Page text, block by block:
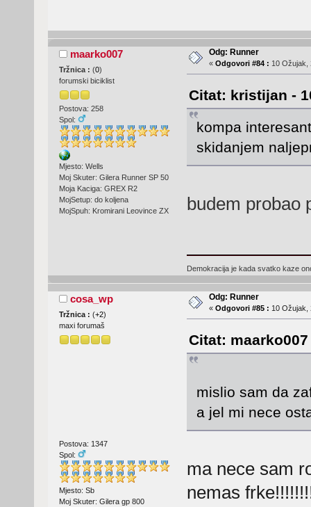
maarko007
Tržnica : (0)
forumski biciklist
Postova: 258
Spol:
Mjesto: Wells
Moj Skuter: Gilera Runner SP 50
Moja Kaciga: GREX R2
MojSetup: do koljena
MojSpuh: Kromirani Leovince ZX
Odg: Runner
« Odgovori #84 : 10 Ožujak,
Citat: kristijan -
kompa
skidanjem
budem probao
Demokracija je kada svatko kaze
cosa_wp
Tržnica : (+2)
maxi forumaš
Postova: 1347
Spol:
Mjesto: Sb
Moj Skuter: Gilera gp 800
Odg: Runner
« Odgovori #85 : 10 Ožujak,
Citat:
mislio sam da
a jel mi nece
ma nece sam
nemas